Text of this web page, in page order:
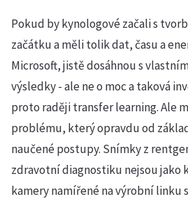
Pokud by kynologové začali s
začátku a měli tolik dat, času a
Microsoft, jistě dosáhnou s
výsledky - ale ne o moc a taková
proto raději transfer learning. Ale
problému, který opravdu od
naučené postupy. Snímky z
zdravotní diagnostiku nejsou jako
kamery namířené na výrobní linku